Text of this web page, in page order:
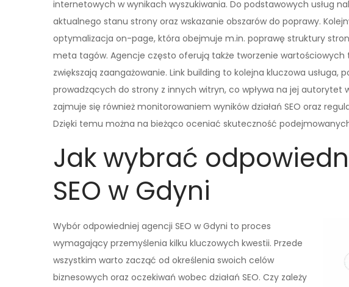
internetowych w wynikach wyszukiwania. Do podstawowych usług
aktualnego stanu strony oraz wskazanie obszarów do poprawy.
optymalizacja on-page, która obejmuje m.in. poprawę struktury
meta tagów. Agencje często oferują także tworzenie wartościowych
zwiększają zaangażowanie. Link building to kolejna kluczowa usługa,
prowadzących do strony z innych witryn, co wpływa na jej autorytet
zajmuje się również monitorowaniem wyników działań SEO oraz
Dzięki temu można na bieżąco oceniać skuteczność
Jak wybrać
SEO w Gdyni
Wybór odpowiedniej agencji SEO w Gdyni to proces
wymagający przemyślenia kilku kluczowych kwestii. Przede
wszystkim warto zacząć od określenia swoich celów
biznesowych oraz oczekiwań wobec działań SEO. Czy zależy